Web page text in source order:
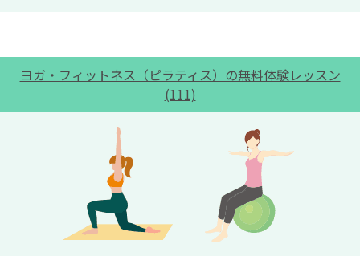
ヨガ・フィットネス（ピラティス）の無料体験レッスン
(111)